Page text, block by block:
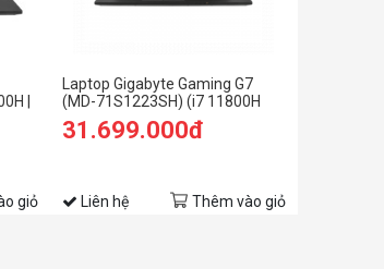
|
|
giỏ
Laptop Gigabyte Gaming G7
(MD-71S1223SH) (i7 11800H
/16GB Ram/512GB
SSD/RTX3050Ti 4G/17.3 inch
31.699.000đ
Liên hệ Thêm vào giỏ